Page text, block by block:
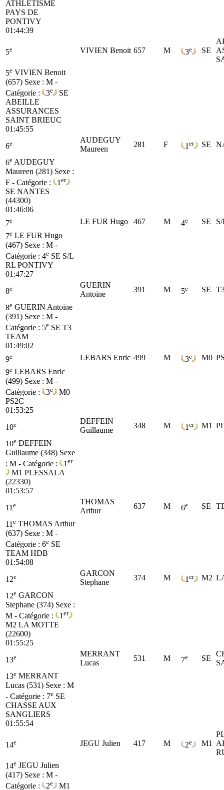
ATHLETISME
PAYS DE
PONTIVY
01:44:39
5e VIVIEN Benoit 657 M 3e SE
5e VIVIEN Benoit
(657) Sexe : M -
Catégorie :
3e
SE
ABEILLE
ASSURANCES
SAINT BRIEUC
01:45:55
6e
AUDEGUY
Maureen
281 F 1 er SE
6e AUDEGUY
Maureen (281) Sexe :
F - Catégorie :
1 er
SE NANTES
(44300)
01:46:06
7e LE FUR Hugo 467 M 4e SE
7e LE FUR Hugo
(467) Sexe : M -
Catégorie : 4e SE S/L
RL PONTIVY
01:47:27
8e
GUERIN
Antoine
391 M 5e SE
8e GUERIN Antoine
(391) Sexe : M -
Catégorie : 5e SE T3
TEAM
01:49:02
9e LEBARS Enric 499 M 3e M0
9e LEBARS Enric
(499) Sexe : M -
Catégorie :
3e
M0
PS2C
01:53:25
10e
DEFFEIN
Guillaume
348 M 1 er M1
10e DEFFEIN
Guillaume (348) Sexe
: M - Catégorie :
1 er
M1 PLESSALA
(22330)
01:53:57
11 e
THOMAS
Arthur
637 M 6e SE
11 e THOMAS Arthur
(637) Sexe : M -
Catégorie : 6e SE
TEAM HDB
01:54:08
12e
GARCON
Stephane
374 M 1 er M2
12e GARCON
Stephane (374) Sexe :
M - Catégorie :
1 er
M2 LA MOTTE
(22600)
01:55:25
13e
MERRANT
Lucas
531 M 7e SE
13e MERRANT
Lucas (531) Sexe : M
- Catégorie : 7e SE
CHASSE AUX
SANGLIERS
01:55:54
14e JEGU Julien 417 M 2e M1
14e JEGU Julien
(417) Sexe : M -
Catégorie :
2e M1